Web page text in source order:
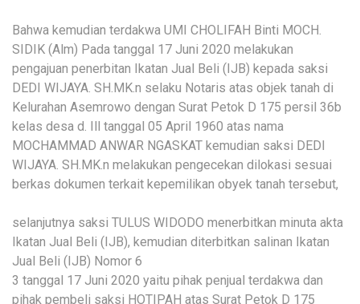
Bahwa kemudian terdakwa UMI CHOLIFAH Binti MOCH.
SIDIK (Alm) Pada tanggal 17 Juni 2020 melakukan
pengajuan penerbitan Ikatan Jual Beli (IJB) kepada saksi
DEDI WIJAYA. SH.MK.n selaku Notaris atas objek tanah di
Kelurahan Asemrowo dengan Surat Petok D 175 persil 36b
kelas desa d. Ill tanggal 05 April 1960 atas nama
MOCHAMMAD ANWAR NGASKAT kemudian saksi DEDI
WIJAYA. SH.MK.n melakukan pengecekan dilokasi sesuai
berkas dokumen terkait kepemilikan obyek tanah tersebut,
selanjutnya saksi TULUS WIDODO menerbitkan minuta akta
Ikatan Jual Beli (IJB), kemudian diterbitkan salinan Ikatan
Jual Beli (IJB) Nomor 6
3 tanggal 17 Juni 2020 yaitu pihak penjual terdakwa dan
pihak pembeli saksi HOTIPAH atas Surat Petok D 175